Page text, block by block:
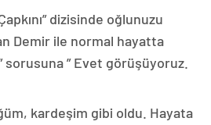
dizisinde oğlunuzu
Demir ile normal hayatta
” Evet görüşüyoruz.
kardeşim gibi oldu. Hayata